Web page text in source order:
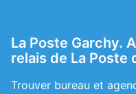
La Poste Garchy.
relais de La Poste
Trouver bureau et